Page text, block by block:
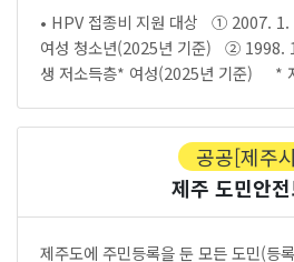
• HPV 접종비 지원 대상 ① 2007.
여성 청소년(2025년 기준) ② 1998.
생 저소득층* 여성(2025년 기준) *
공공[제주
제주 도민안
제주도에 주민등록을 둔 모든 도민(등